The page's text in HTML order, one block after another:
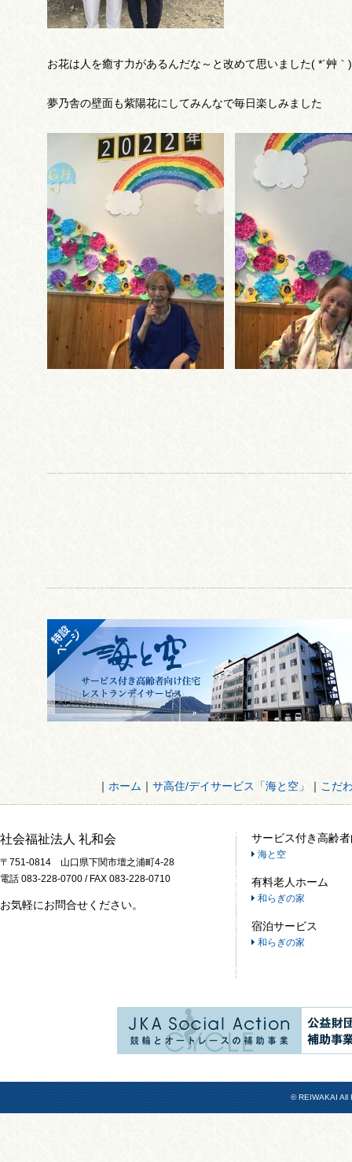
お花は人を癒す力があるんだな～と改めて思いました( *´艸｀)
夢乃舎の壁面も紫陽花にしてみんなで毎日楽しみました
｜ ホーム ｜ サ高住/デイサービス「海と空」 ｜ こだ
社会福祉法人 礼和会
〒751-0814 山口県下関市壇之浦町4-28
電話 083-228-0700 / FAX 083-228-0710
お気軽にお問合せください。
サービス付き高齢
海と空
有料老人ホーム
和らぎの家
宿泊サービス
和らぎの家
© REIWAKAI All